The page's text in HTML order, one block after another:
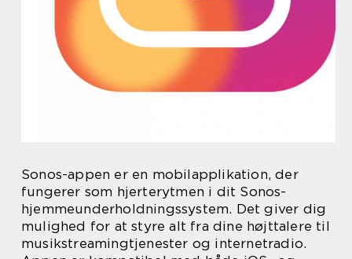
Sonos-appen er en mobilapplikation, der
fungerer som hjerterytmen i dit Sonos-
hjemmeunderholdningssystem. Det giver dig
mulighed for at styre alt fra dine højttalere til
musikstreamingtjenester og internetradio.